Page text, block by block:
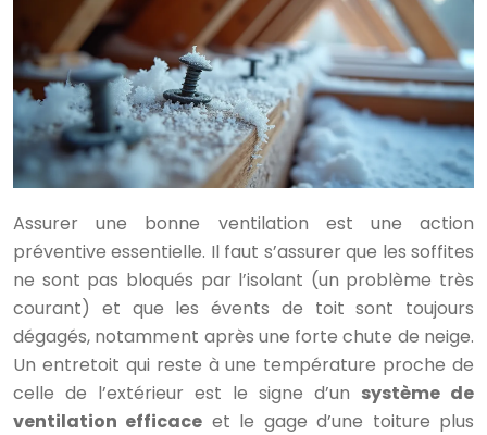
Assurer une bonne ventilation est une action
préventive essentielle. Il faut s’assurer que les soffites
ne sont pas bloqués par l’isolant (un problème très
courant) et que les évents de toit sont toujours
dégagés, notamment après une forte chute de neige.
Un entretoit qui reste à une température proche de
celle de l’extérieur est le signe d’un système de
ventilation efficace et le gage d’une toiture plus